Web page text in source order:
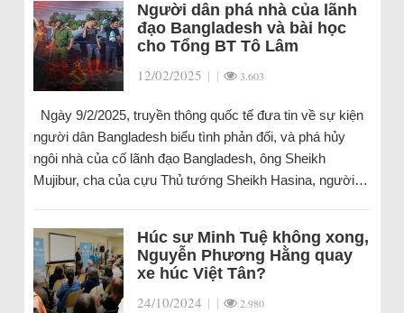
Người dân phá nhà của lãnh
đạo Bangladesh và bài học
cho Tổng BT Tô Lâm
12/02/2025 | | 3.603
Ngày 9/2/2025, truyền thông quốc tế đưa tin về sự kiện
người dân Bangladesh biểu tình phản đối, và phá hủy
ngôi nhà của cố lãnh đạo Bangladesh, ông Sheikh
Mujibur, cha của cựu Thủ tướng Sheikh Hasina, người…
Húc sư Minh Tuệ không xong,
Nguyễn Phương Hằng quay
xe húc Việt Tân?
24/10/2024 | | 2.980